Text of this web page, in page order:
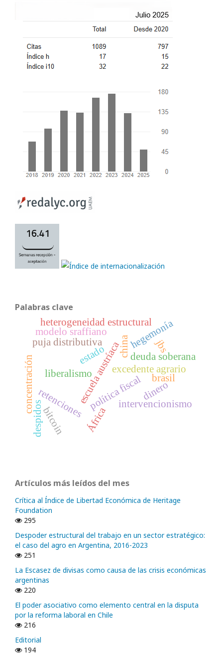
Palabras clave
política fiscal
excedente agrario
escuela austríacaintervencionismo
liberalismo
puja distributiva
retencionesÁfrica
concentración
china deuda soberana
modelo sraffiano
heterogeneidad estructural
despidos
hegemonía
estado
dinero
bitcoin
jbs
brasil
Artículos más leídos del mes
Crítica al Índice de Libertad Económica de Heritage
Foundation
295
Despoder estructural del trabajo en un sector estratégico:
el caso del agro en Argentina, 2016-2023
251
La Escasez de divisas como causa de las crisis económicas
argentinas
220
El poder asociativo como elemento central en la disputa
por la reforma laboral en Chile
216
Editorial
194